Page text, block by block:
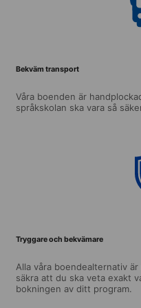
Bekväm transport
Våra boenden är
språkskolan ska vara så
Tryggare och bekvämare
Alla våra boendealternativ
säkra att du ska veta exakt
bokningen av ditt program.